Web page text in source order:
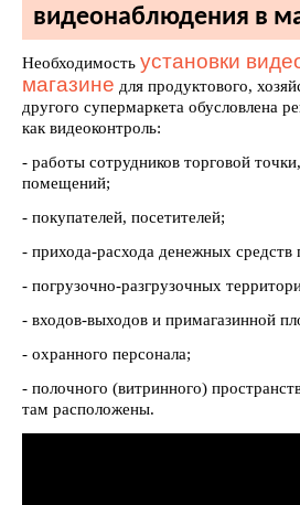
видеонаблюдения в
Необходимость установки
магазине для продуктового,
другого супермаркета обусловлена
как видеоконтроль:
- работы сотрудников торговой
помещений;
- покупателей, посетителей;
- прихода-расхода денежных средств
- погрузочно-разгрузочных
- входов-выходов и примагазинной
- охранного персонала;
- полочного (витринного)
там расположены.